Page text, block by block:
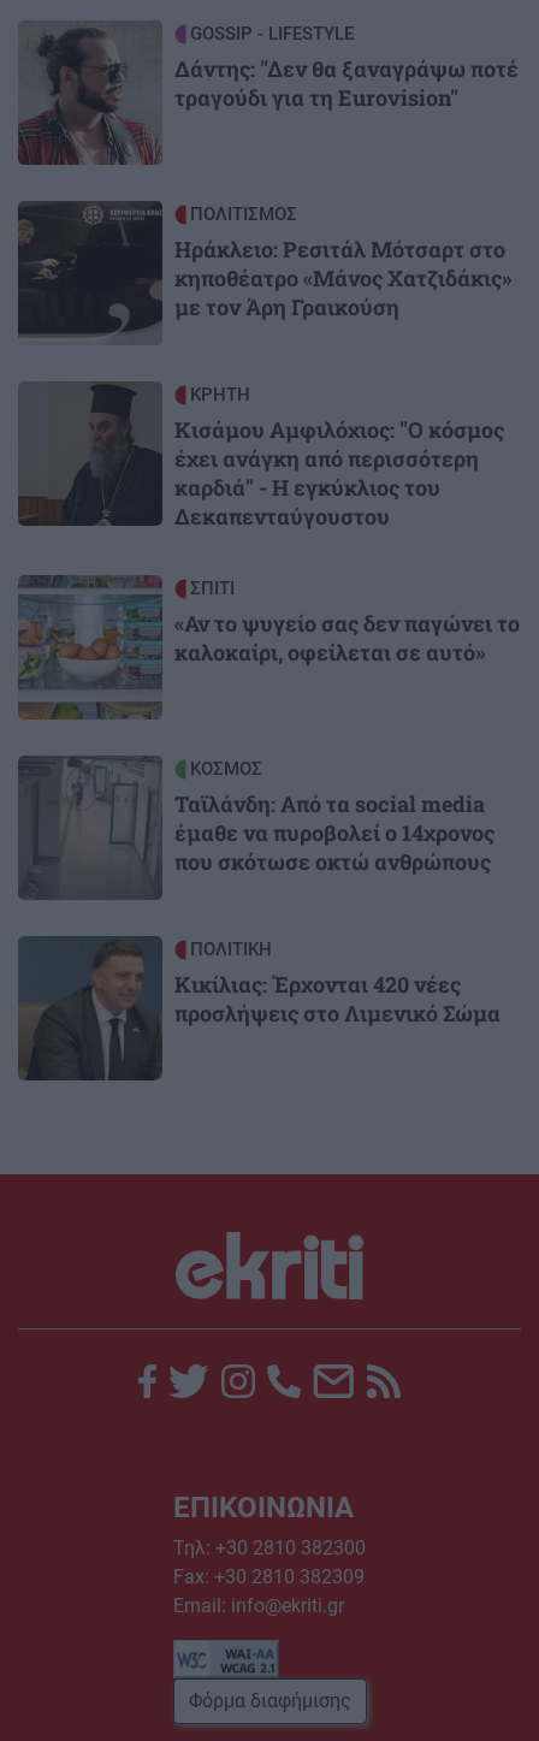
Image GOSSIP - LIFESTYLE
Δάντης: "Δεν θα ξαναγράψω ποτέ
τραγούδι για τη Eurovision"
Image ΠΟΛΙΤΙΣΜΟΣ
Ηράκλειο: Ρεσιτάλ Μότσαρτ στο
κηποθέατρο «Μάνος Χατζιδάκις»
με τον Άρη Γραικούση
ΚΡΗΤΗ
Κισάμου Αμφιλόχιος: "Ο κόσμος
έχει ανάγκη από περισσότερη
καρδιά" - Η εγκύκλιος του
Δεκαπενταύγουστου
Image ΣΠΙΤΙ
«Αν το ψυγείο σας δεν παγώνει το
καλοκαίρι, οφείλεται σε αυτό»
Image ΚΟΣΜΟΣ
Ταϊλάνδη: Από τα social media
έμαθε να πυροβολεί ο 14χρονος
που σκότωσε οκτώ ανθρώπους
ΠΟΛΙΤΙΚΗ
Κικίλιας: Έρχονται 420 νέες
προσλήψεις στο Λιμενικό Σώμα
ΕΠΙΚΟΙΝΩΝΙΑ
Τηλ: +30 2810 382300
Fax: +30 2810 382309
Email: info@ekriti.gr
Φόρμα διαφήμισης